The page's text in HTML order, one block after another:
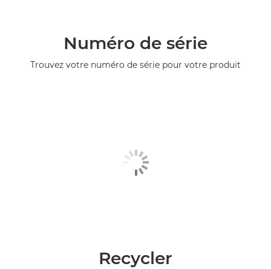
Numéro de série
Trouvez votre numéro de série pour votre produit
Recycler